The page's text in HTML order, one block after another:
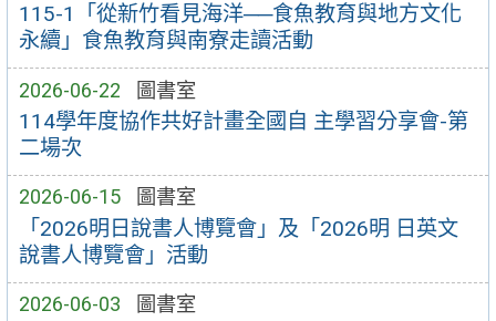
115-1「從新竹看見海洋──食魚教育與地方文化
永續」食魚教育與南寮走讀活動
2026-06-22 圖書室
114學年度協作共好計畫全國自 主學習分享會-第
二場次
2026-06-15 圖書室
「2026明日說書人博覽會」及「2026明 日英文
說書人博覽會」活動
2026-06-03 圖書室